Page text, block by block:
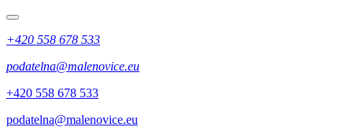
+420 558 678 533
podatelna@malenovice.eu
+420 558 678 533
podatelna@malenovice.eu